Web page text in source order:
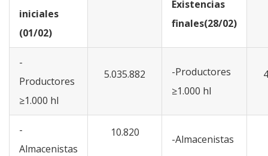
iniciales
(01/02)
Existencias
finales(28/02)
-
Productores
≥1.000 hl
5.035.882
-Productores
≥1.000 hl
-
Almacenistas
10.820
-Almacenistas